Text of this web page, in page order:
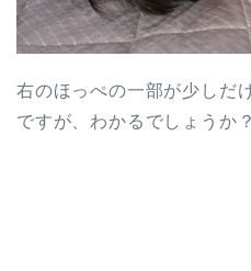
右のほっぺの一部が少しだ
ですが、わかるでしょうか？